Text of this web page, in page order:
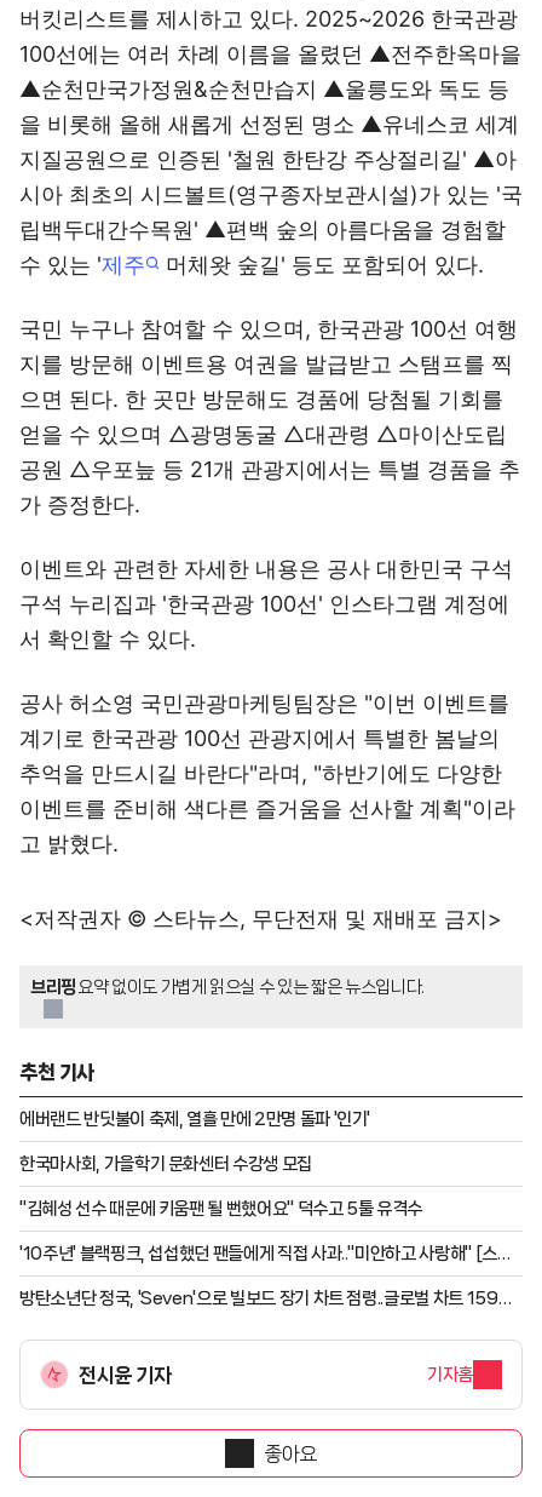
버킷리스트를 제시하고 있다. 2025~2026 한국관광
100선에는 여러 차례 이름을 올렸던 ▲전주한옥마을
▲순천만국가정원&순천만습지 ▲울릉도와 독도 등
을 비롯해 올해 새롭게 선정된 명소 ▲유네스코 세계
지질공원으로 인증된 '철원 한탄강 주상절리길' ▲아
시아 최초의 시드볼트(영구종자보관시설)가 있는 '국
립백두대간수목원' ▲편백 숲의 아름다움을 경험할
수 있는 '제주 머체왓 숲길' 등도 포함되어 있다.
국민 누구나 참여할 수 있으며, 한국관광 100선 여행
지를 방문해 이벤트용 여권을 발급받고 스탬프를 찍
으면 된다. 한 곳만 방문해도 경품에 당첨될 기회를
얻을 수 있으며 △광명동굴 △대관령 △마이산도립
공원 △우포늪 등 21개 관광지에서는 특별 경품을 추
가 증정한다.
이벤트와 관련한 자세한 내용은 공사 대한민국 구석
구석 누리집과 '한국관광 100선' 인스타그램 계정에
서 확인할 수 있다.
공사 허소영 국민관광마케팅팀장은 "이번 이벤트를
계기로 한국관광 100선 관광지에서 특별한 봄날의
추억을 만드시길 바란다"라며, "하반기에도 다양한
이벤트를 준비해 색다른 즐거움을 선사할 계획"이라
고 밝혔다.
<저작권자 © 스타뉴스, 무단전재 및 재배포 금지>
브리핑 요약 없이도 가볍게 읽으실 수 있는 짧은 뉴스입니다.
추천 기사
에버랜드 반딧불이 축제, 열흘 만에 2만명 돌파 '인기'
한국마사회, 가을학기 문화센터 수강생 모집
"김혜성 선수 때문에 키움팬 될 뻔했어요" 덕수고 5툴 유격수
'10주년' 블랙핑크, 섭섭했던 팬들에게 직접 사과.."미안하고 사랑해" [스타
이슈]
방탄소년단 정국, 'Seven'으로 빌보드 장기 차트 점령..글로벌 차트 159주
전시윤 기자 기자홈
좋아요